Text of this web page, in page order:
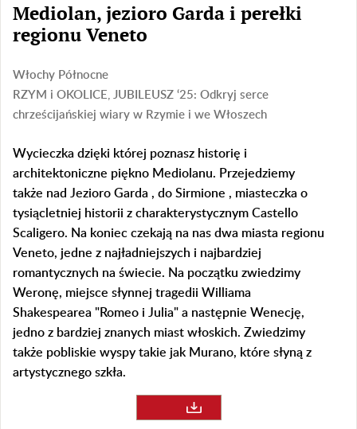
Mediolan, jezioro Garda i perełki
regionu Veneto
Włochy Północne
RZYM i OKOLICE, JUBILEUSZ ‘25: Odkryj serce
chrześcijańskiej wiary w Rzymie i we Włoszech
Wycieczka dzięki której poznasz historię i
architektoniczne piękno Mediolanu. Przejedziemy
także nad Jezioro Garda , do Sirmione , miasteczka o
tysiącletniej historii z charakterystycznym Castello
Scaligero. Na koniec czekają na nas dwa miasta regionu
Veneto, jedne z najładniejszych i najbardziej
romantycznych na świecie. Na początku zwiedzimy
Weronę, miejsce słynnej tragedii Williama
Shakespearea "Romeo i Julia" a następnie Wenecję,
jedno z bardziej znanych miast włoskich. Zwiedzimy
także pobliskie wyspy takie jak Murano, które słyną z
artystycznego szkła.